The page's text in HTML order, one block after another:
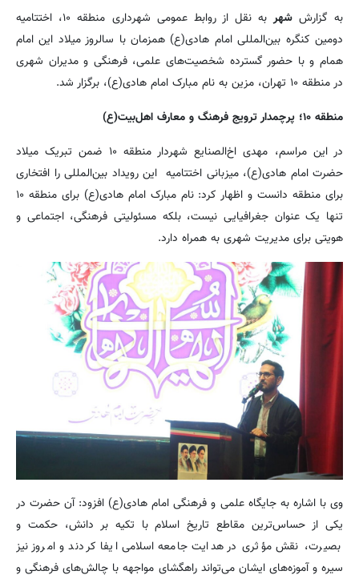
به گزارششهر
به نقل از روابط عمومی شهرداری منطقه ۱۰، اختتامیه
دومین کنگره بین‌المللی امام هادی(ع) همزمان با سالروز میلاد این امام
همام و با حضور گسترده شخصیت‌های علمی، فرهنگی و مدیران شهری
در منطقه ۱۰ تهران، مزین به نام مبارک امام هادی(ع)، برگزار شد.
منطقه ۱۰؛ پرچمدار ترویج فرهنگ و معارف اهل‌بیت(ع)
در این مراسم، مهدی اخ‌الصنایع شهردار منطقه ۱۰ ضمن تبریک میلاد
حضرت امام هادی(ع)، میزبانی اختتامیه این رویداد بین‌المللی را افتخاری
برای منطقه دانست و اظهار کرد: نام مبارک امام هادی(ع) برای منطقه ۱۰
تنها یک عنوان جغرافیایی نیست، بلکه مسئولیتی فرهنگی، اجتماعی و
هویتی برای مدیریت شهری به همراه دارد.
وی با اشاره به جایگاه علمی و فرهنگی امام هادی(ع) افزود: آن حضرت در
یکی از حساس‌ترین مقاطع تاریخ اسلام با تکیه بر دانش، حکمت و
بصیرت، نقش مؤثری در هدایت جامعه اسلامی ایفا کردند و امروز نیز
سیره و آموزه‌های ایشان می‌تواند راهگشای مواجهه با چالش‌های فرهنگی و